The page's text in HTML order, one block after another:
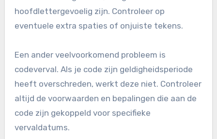
hoofdlettergevoelig zijn. Controleer op
eventuele extra spaties of onjuiste tekens.
Een ander veelvoorkomend probleem is
codeverval. Als je code zijn geldigheidsperiode
heeft overschreden, werkt deze niet. Controleer
altijd de voorwaarden en bepalingen die aan de
code zijn gekoppeld voor specifieke
vervaldatums.